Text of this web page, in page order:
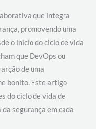
que integra
promovendo uma
o início do ciclo de vida
que DevOps ou
de uma
bonito. Este artigo
do ciclo de vida de
segurança em cada